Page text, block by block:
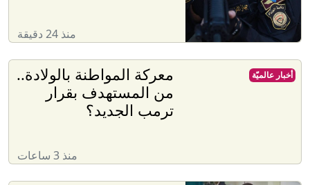
منذ 24 دقيقة
معركة المواطنة بالولادة..
من المستهدف بقرار
ترمب الجديد؟
منذ 3 ساعات
أخبار عالميّة